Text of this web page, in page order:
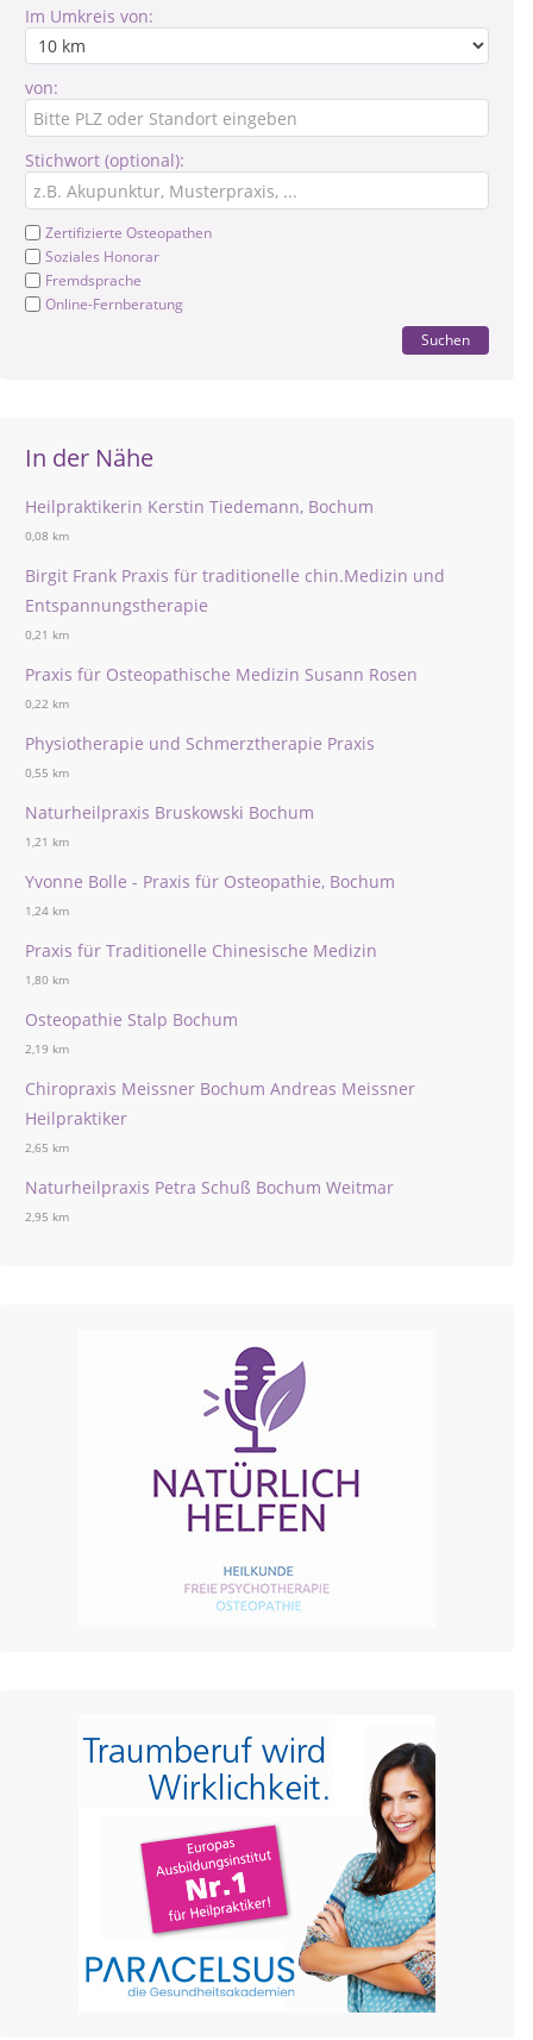
Im Umkreis von:
von:
Stichwort (optional):
Zertifizierte Osteopathen
Soziales Honorar
Fremdsprache
Online-Fernberatung
Suchen
In der Nähe
Heilpraktikerin Kerstin Tiedemann, Bochum
0,08 km
Birgit Frank Praxis für traditionelle chin.Medizin und
Entspannungstherapie
0,21 km
Praxis für Osteopathische Medizin Susann Rosen
0,22 km
Physiotherapie und Schmerztherapie Praxis
0,55 km
Naturheilpraxis Bruskowski Bochum
1,21 km
Yvonne Bolle - Praxis für Osteopathie, Bochum
1,24 km
Praxis für Traditionelle Chinesische Medizin
1,80 km
Osteopathie Stalp Bochum
2,19 km
Chiropraxis Meissner Bochum Andreas Meissner
Heilpraktiker
2,65 km
Naturheilpraxis Petra Schuß Bochum Weitmar
2,95 km